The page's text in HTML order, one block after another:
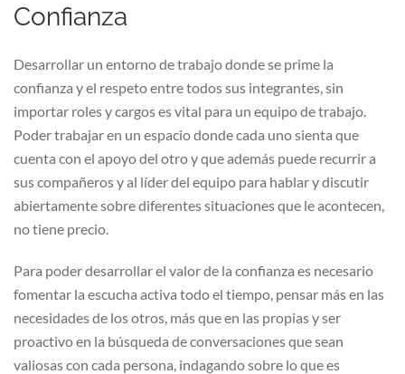
Confianza
Desarrollar un entorno de trabajo donde se prime la
confianza y el respeto entre todos sus integrantes, sin
importar roles y cargos es vital para un equipo de trabajo.
Poder trabajar en un espacio donde cada uno sienta que
cuenta con el apoyo del otro y que además puede recurrir a
sus compañeros y al líder del equipo para hablar y discutir
abiertamente sobre diferentes situaciones que le acontecen,
no tiene precio.
Para poder desarrollar el valor de la confianza es necesario
fomentar la escucha activa todo el tiempo, pensar más en las
necesidades de los otros, más que en las propias y ser
proactivo en la búsqueda de conversaciones que sean
valiosas con cada persona, indagando sobre lo que es